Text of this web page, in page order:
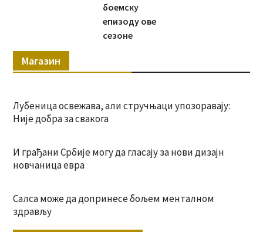
боемску
епизоду ове
сезоне
Магазин
Лубеница освежава, али стручњаци упозоравају:
Није добра за свакога
И грађани Србије могу да гласају за нови дизајн
новчаница евра
Салса може да допринесе бољем менталном
здрављу